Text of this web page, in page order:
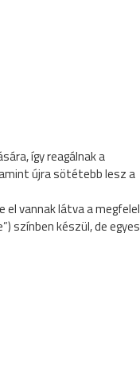
így reagálnak a
újra sötétebb lesz a
vannak látva a
színben készül, de egyes